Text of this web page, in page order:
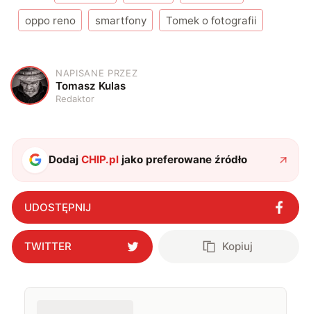
oppo reno smartfony Tomek o fotografii
T
NAPISANE PRZEZ
Tomasz Kulas
Redaktor
DodajCHIP.pl jako preferowane źródło
UDOSTĘPNIJ
TWITTER Kopiuj